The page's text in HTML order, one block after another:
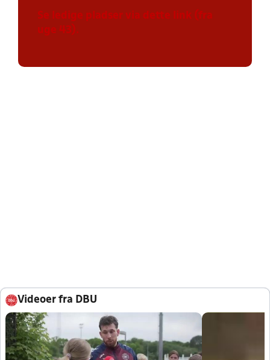
Se ledige pladser via dette link (fra
uge 43).
Videoer fra DBU